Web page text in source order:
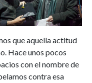
que aquella actitud
Hace unos pocos
con el nombre de
contra esa